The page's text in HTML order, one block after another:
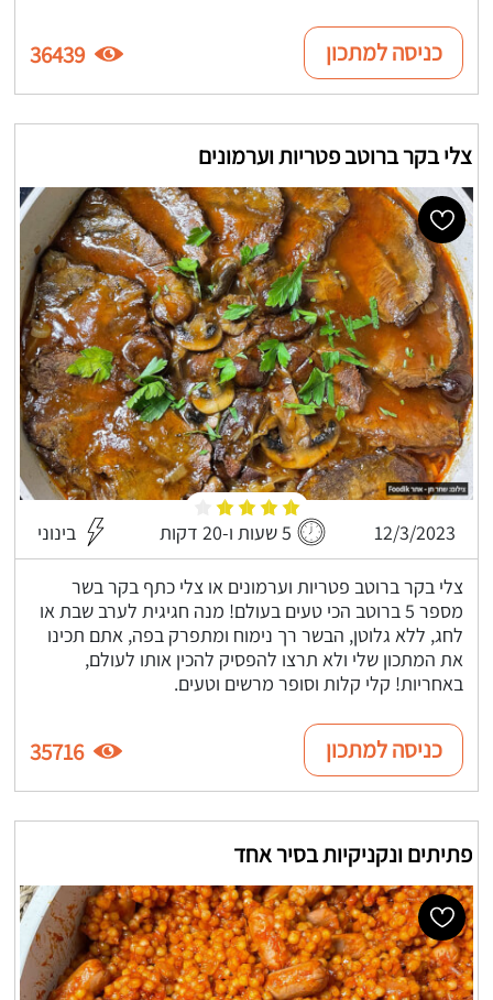
כניסה למתכון 36439
צלי בקר ברוטב פטריות וערמונים
12/3/2023 5 שעות ו-20 דקות בינוני
צלי בקר ברוטב פטריות וערמונים או צלי כתף בקר בשר
מספר 5 ברוטב הכי טעים בעולם! מנה חגיגית לערב שבת או
לחג, ללא גלוטן, הבשר רך נימוח ומתפרק בפה, אתם תכינו
את המתכון שלי ולא תרצו להפסיק להכין אותו לעולם,
באחריות! קלי קלות וסופר מרשים וטעים.
כניסה למתכון 35716
פתיתים ונקניקיות בסיר אחד